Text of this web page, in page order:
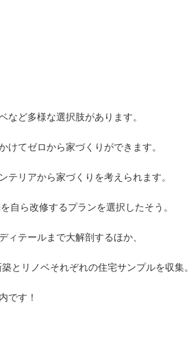
など多様な選択肢があります。
けてゼロから家づくりができます。
テリアから家づくりを考えられます。
自ら改修するプランを選択したそう。
ィテールまで大解剖するほか、
とリノベそれぞれの住宅サンプルを収集。
です！